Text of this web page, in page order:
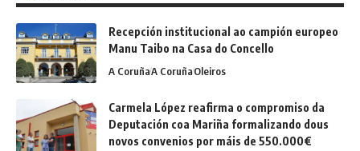
Recepción institucional ao campión europeo
Manu Taibo na Casa do Concello
A CoruñaA CoruñaOleiros
Carmela López reafirma o compromiso da
Deputación coa Mariña formalizando dous
novos convenios por máis de 550.000€